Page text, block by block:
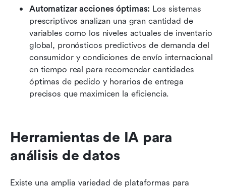
Automatizar acciones óptimas: Los sistemas
prescriptivos analizan una gran cantidad de
variables como los niveles actuales de inventario
global, pronósticos predictivos de demanda del
consumidor y condiciones de envío internacional
en tiempo real para recomendar cantidades
óptimas de pedido y horarios de entrega
precisos que maximicen la eficiencia.
Herramientas de IA para
análisis de datos
Existe una amplia variedad de plataformas para